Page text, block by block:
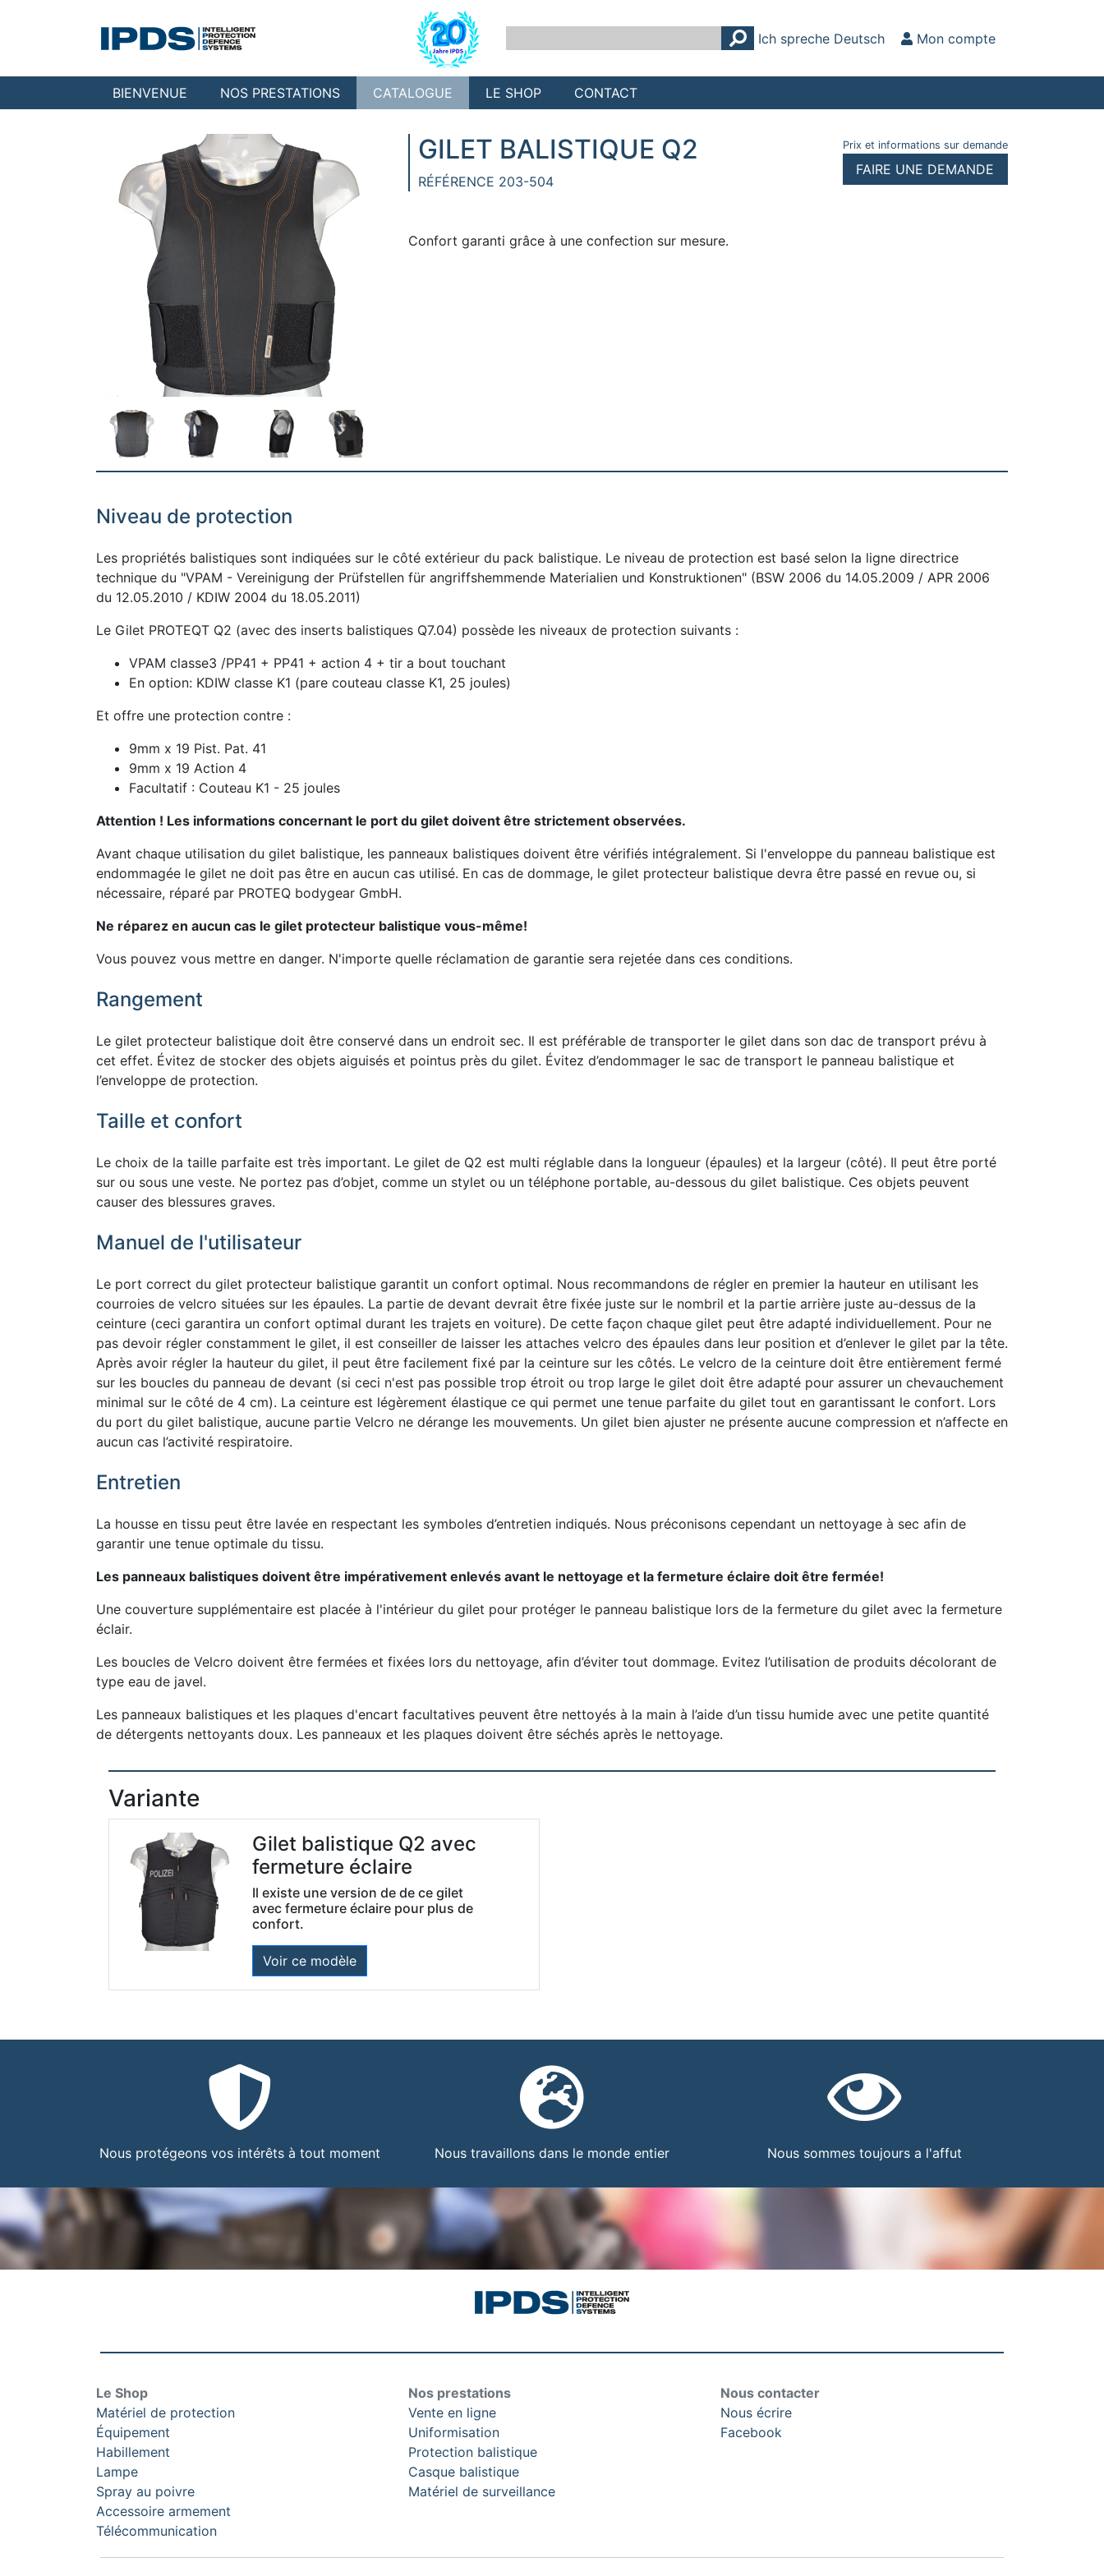
Ich spreche Deutsch Mon compte
BIENVENUE NOS PRESTATIONS CATALOGUE LE SHOP CONTACT
Prix et informations sur demande
FAIRE UNE DEMANDE
GILET BALISTIQUE Q2
RÉFÉRENCE 203-504
Confort garanti grâce à une confection sur mesure.
Niveau de protection
Les propriétés balistiques sont indiquées sur le côté extérieur du pack balistique. Le niveau de protection est basé selon la ligne directrice
technique du "VPAM - Vereinigung der Prüfstellen für angriffshemmende Materialien und Konstruktionen" (BSW 2006 du 14.05.2009 / APR 2006
du 12.05.2010 / KDIW 2004 du 18.05.2011)
Le Gilet PROTEQT Q2 (avec des inserts balistiques Q7.04) possède les niveaux de protection suivants :
VPAM classe3 /PP41 + PP41 + action 4 + tir a bout touchant
En option: KDIW classe K1 (pare couteau classe K1, 25 joules)
Et offre une protection contre :
9mm x 19 Pist. Pat. 41
9mm x 19 Action 4
Facultatif : Couteau K1 - 25 joules
Attention ! Les informations concernant le port du gilet doivent être strictement observées.
Avant chaque utilisation du gilet balistique, les panneaux balistiques doivent être vérifiés intégralement. Si l'enveloppe du panneau balistique est
endommagée le gilet ne doit pas être en aucun cas utilisé. En cas de dommage, le gilet protecteur balistique devra être passé en revue ou, si
nécessaire, réparé par PROTEQ bodygear GmbH.
Ne réparez en aucun cas le gilet protecteur balistique vous-même!
Vous pouvez vous mettre en danger. N'importe quelle réclamation de garantie sera rejetée dans ces conditions.
Rangement
Le gilet protecteur balistique doit être conservé dans un endroit sec. Il est préférable de transporter le gilet dans son dac de transport prévu à
cet effet. Évitez de stocker des objets aiguisés et pointus près du gilet. Évitez d’endommager le sac de transport le panneau balistique et
l’enveloppe de protection.
Taille et confort
Le choix de la taille parfaite est très important. Le gilet de Q2 est multi réglable dans la longueur (épaules) et la largeur (côté). Il peut être porté
sur ou sous une veste. Ne portez pas d’objet, comme un stylet ou un téléphone portable, au-dessous du gilet balistique. Ces objets peuvent
causer des blessures graves.
Manuel de l'utilisateur
Le port correct du gilet protecteur balistique garantit un confort optimal. Nous recommandons de régler en premier la hauteur en utilisant les
courroies de velcro situées sur les épaules. La partie de devant devrait être fixée juste sur le nombril et la partie arrière juste au-dessus de la
ceinture (ceci garantira un confort optimal durant les trajets en voiture). De cette façon chaque gilet peut être adapté individuellement. Pour ne
pas devoir régler constamment le gilet, il est conseiller de laisser les attaches velcro des épaules dans leur position et d’enlever le gilet par la tête.
Après avoir régler la hauteur du gilet, il peut être facilement fixé par la ceinture sur les côtés. Le velcro de la ceinture doit être entièrement fermé
sur les boucles du panneau de devant (si ceci n'est pas possible trop étroit ou trop large le gilet doit être adapté pour assurer un chevauchement
minimal sur le côté de 4 cm). La ceinture est légèrement élastique ce qui permet une tenue parfaite du gilet tout en garantissant le confort. Lors
du port du gilet balistique, aucune partie Velcro ne dérange les mouvements. Un gilet bien ajuster ne présente aucune compression et n’affecte en
aucun cas l’activité respiratoire.
Entretien
La housse en tissu peut être lavée en respectant les symboles d’entretien indiqués. Nous préconisons cependant un nettoyage à sec afin de
garantir une tenue optimale du tissu.
Les panneaux balistiques doivent être impérativement enlevés avant le nettoyage et la fermeture éclaire doit être fermée!
Une couverture supplémentaire est placée à l'intérieur du gilet pour protéger le panneau balistique lors de la fermeture du gilet avec la fermeture
éclair.
Les boucles de Velcro doivent être fermées et fixées lors du nettoyage, afin d’éviter tout dommage. Evitez l’utilisation de produits décolorant de
type eau de javel.
Les panneaux balistiques et les plaques d'encart facultatives peuvent être nettoyés à la main à l’aide d’un tissu humide avec une petite quantité
de détergents nettoyants doux. Les panneaux et les plaques doivent être séchés après le nettoyage.
Variante
Gilet balistique Q2 avec
fermeture éclaire
Il existe une version de de ce gilet
avec fermeture éclaire pour plus de
confort.
Voir ce modèle
Nous protégeons vos intérêts à tout moment Nous travaillons dans le monde entier Nous sommes toujours a l'affut
Le Shop
Matériel de protection
Équipement
Habillement
Lampe
Spray au poivre
Accessoire armement
Télécommunication
Nos prestations
Vente en ligne
Uniformisation
Protection balistique
Casque balistique
Matériel de surveillance
Nous contacter
Nous écrire
Facebook